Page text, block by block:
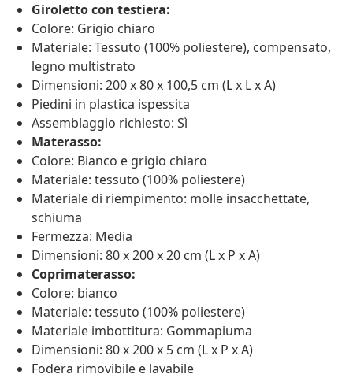
Giroletto con testiera:
Colore: Grigio chiaro
Materiale: Tessuto (100% poliestere), compensato,
legno multistrato
Dimensioni: 200 x 80 x 100,5 cm (L x L x A)
Piedini in plastica ispessita
Assemblaggio richiesto: Sì
Materasso:
Colore: Bianco e grigio chiaro
Materiale: tessuto (100% poliestere)
Materiale di riempimento: molle insacchettate,
schiuma
Fermezza: Media
Dimensioni: 80 x 200 x 20 cm (L x P x A)
Coprimaterasso:
Colore: bianco
Materiale: tessuto (100% poliestere)
Materiale imbottitura: Gommapiuma
Dimensioni: 80 x 200 x 5 cm (L x P x A)
Fodera rimovibile e lavabile